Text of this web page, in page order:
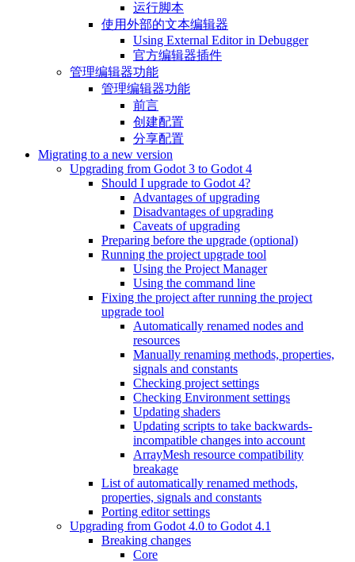
运行脚本
使用外部的文本编辑器
Using External Editor in Debugger
官方编辑器插件
管理编辑器功能
管理编辑器功能
前言
创建配置
分享配置
Migrating to a new version
Upgrading from Godot 3 to Godot 4
Should I upgrade to Godot 4?
Advantages of upgrading
Disadvantages of upgrading
Caveats of upgrading
Preparing before the upgrade (optional)
Running the project upgrade tool
Using the Project Manager
Using the command line
Fixing the project after running the project
upgrade tool
Automatically renamed nodes and
resources
Manually renaming methods, properties,
signals and constants
Checking project settings
Checking Environment settings
Updating shaders
Updating scripts to take backwards-
incompatible changes into account
ArrayMesh resource compatibility
breakage
List of automatically renamed methods,
properties, signals and constants
Porting editor settings
Upgrading from Godot 4.0 to Godot 4.1
Breaking changes
Core